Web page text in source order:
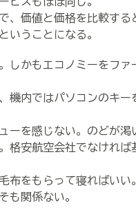
価値と価格を比較する
いうことになる。
かもエコノミーをファ
内ではパソコンのキー
ーを感じない。のどが渇
格安航空会社でなければ
をもらって寝ればいい。
も関係ない。